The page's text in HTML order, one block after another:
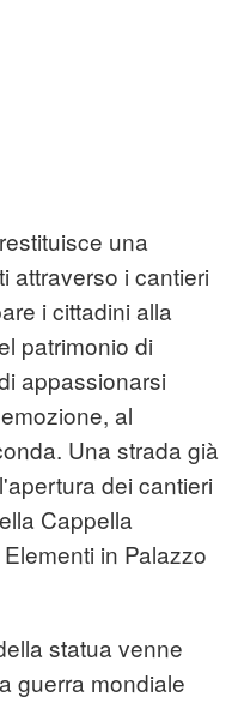
una
attraverso i cantieri
i cittadini alla
patrimonio di
appassionarsi
al
Una strada già
dei cantieri
Cappella
in Palazzo
statua venne
guerra mondiale